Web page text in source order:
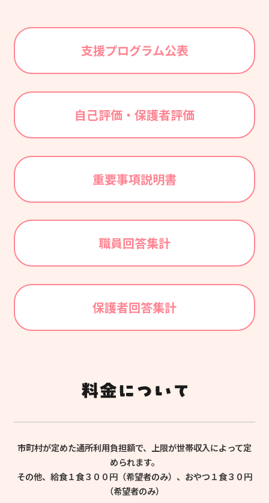
支援プログラム公表
自己評価・保護者評価
重要事項説明書
職員回答集計
保護者回答集計
市町村が定めた通所利用負担額で、上限が世帯収入によって定
められます。
その他、給食１食３００円（希望者のみ）、おやつ１食３０円
（希望者のみ）